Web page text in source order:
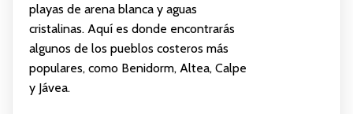
playas de arena blanca y aguas
cristalinas. Aquí es donde encontrarás
algunos de los pueblos costeros más
populares, como Benidorm, Altea, Calpe
y Jávea.